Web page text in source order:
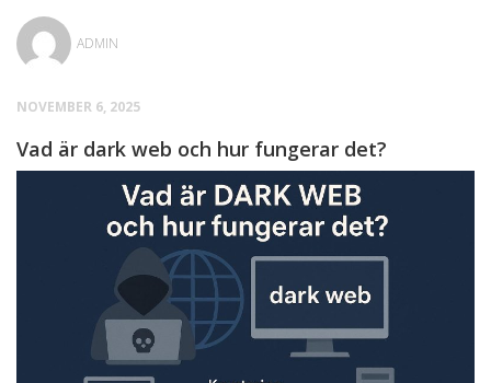
ADMIN
NOVEMBER 6, 2025
Vad är dark web och hur fungerar det?